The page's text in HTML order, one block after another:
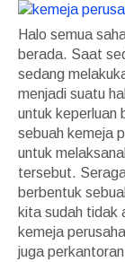
Halo semua
berada. Saat
sedang
menjadi suatu
untuk keperluan
sebuah kemeja
untuk
tersebut.
berbentuk
kita sudah tidak
kemeja
juga